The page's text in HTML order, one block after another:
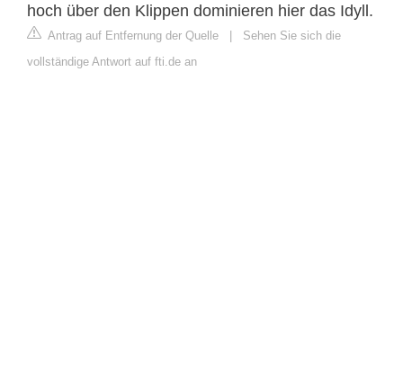
hoch über den Klippen dominieren hier das Idyll.
Antrag auf Entfernung der Quelle | Sehen Sie sich die
vollständige Antwort auf fti.de an